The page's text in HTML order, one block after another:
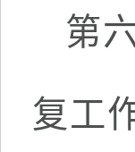
第
复工